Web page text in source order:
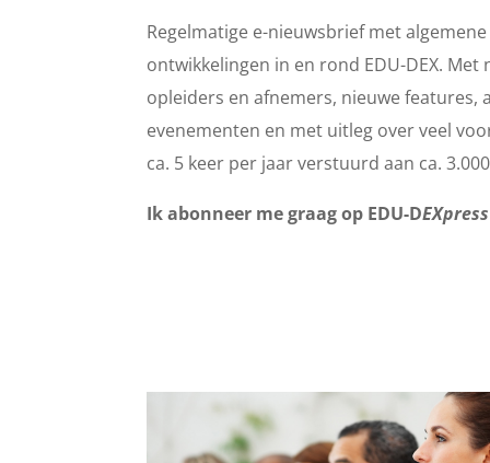
Regelmatige e-nieuwsbrief met
ontwikkelingen in en rond EDU-DEX. Met
opleiders en afnemers, nieuwe features,
evenementen en met uitleg over veel
ca. 5 keer per jaar verstuurd aan ca.
Ik abonneer me graag op EDU-D